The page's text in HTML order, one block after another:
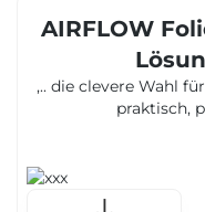
AIRFLOW
,.. die clevere Wahl
praktisch,